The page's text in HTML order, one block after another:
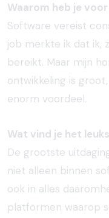
Waarom heb je
Software vereist
job merkte ik dat ik,
bereikt. Maar mijn
ontwikkeling is
enorm voordeel.
Wat vind je het
De grootste
niet alleen binnen
ook in alles
platformen waarop